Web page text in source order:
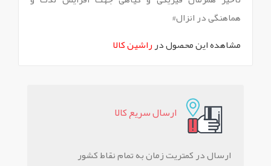
هماهنگی در انزال#
مشاهده این محصول درراشین کالا
ارسال سريع کالا
ارسال در کمتریت زمان به تمام نقاط کشور